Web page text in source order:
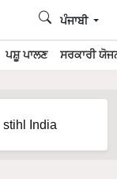
ਪਸ਼ੂ ਪਾਲਣ ਸਰਕਾਰੀ
ਪੰਜਾਬੀ